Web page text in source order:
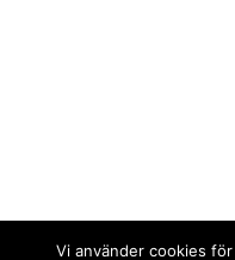
Vi använder cookies